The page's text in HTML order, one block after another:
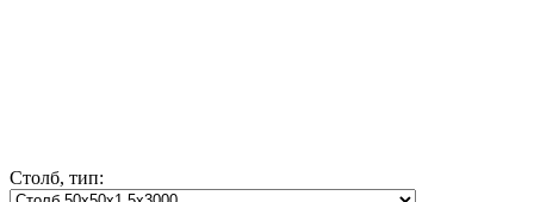
Столб, тип: